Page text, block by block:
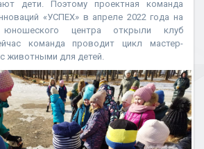
дети. Поэтому проектная команда
«УСПЕХ» в апреле 2022 года на
центра открыли клуб
команда проводит цикл мастер-
животными для детей.